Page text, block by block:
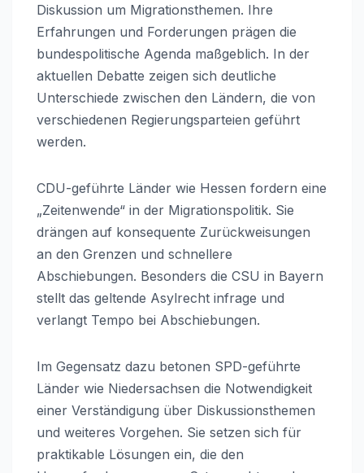
Diskussion um Migrationsthemen. Ihre
Erfahrungen und Forderungen prägen die
bundespolitische Agenda maßgeblich. In der
aktuellen Debatte zeigen sich deutliche
Unterschiede zwischen den Ländern, die von
verschiedenen Regierungsparteien geführt
werden.
CDU-geführte Länder wie Hessen fordern eine
„Zeitenwende“ in der Migrationspolitik. Sie
drängen auf konsequente Zurückweisungen
an den Grenzen und schnellere
Abschiebungen. Besonders die CSU in Bayern
stellt das geltende Asylrecht infrage und
verlangt Tempo bei Abschiebungen.
Im Gegensatz dazu betonen SPD-geführte
Länder wie Niedersachsen die Notwendigkeit
einer Verständigung über Diskussionsthemen
und weiteres Vorgehen. Sie setzen sich für
praktikable Lösungen ein, die den